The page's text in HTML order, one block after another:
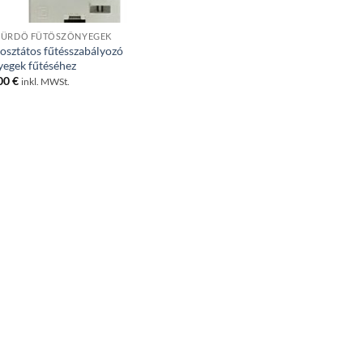
FŰTŐSZŐNYEGEK
fűtésszabályozó
fűtéséhez
€ inkl. MWSt.